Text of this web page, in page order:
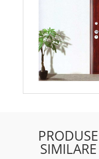
PRODUSE
SIMILARE